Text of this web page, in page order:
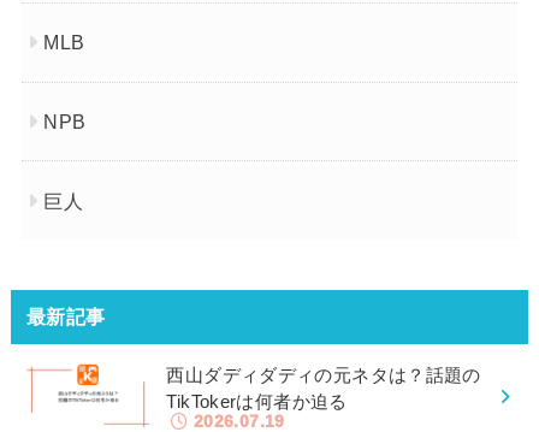
MLB
NPB
巨人
最新記事
西山ダディダディの元ネタは？話題の
TikTokerは何者か迫る
2026.07.19